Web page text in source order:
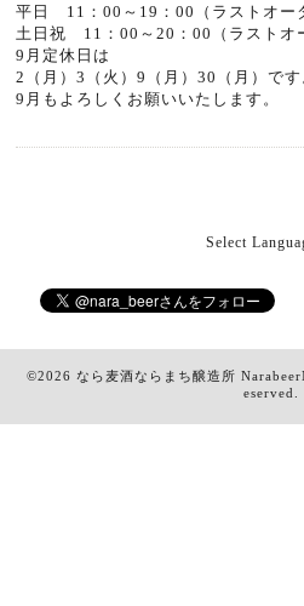
平日 11：00～19：00（ラストオー
土日祝 11：00～20：00（ラストオ
9月定休日は
2（月）3（火）9（月）30（月）です
9月もよろしくお願いいたします。
Select
©2026 なら麦酒ならまち醸造所
eserved.